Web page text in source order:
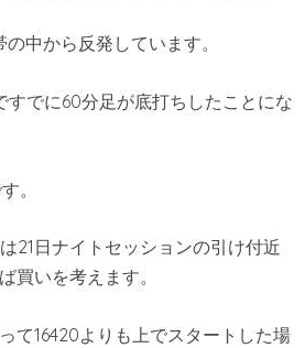
中から反発しています。
すでに60分足が底打ちしたことにな
。
21日ナイトセッションの引け付近
買いを考えます。
て16420よりも上でスタートした場